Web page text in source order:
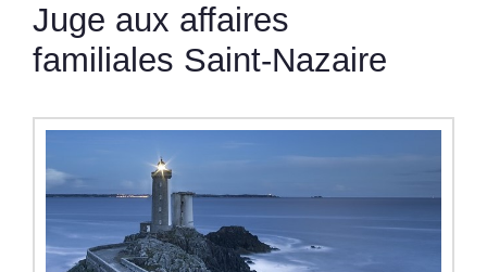
Juge aux affaires
familiales Saint-Nazaire